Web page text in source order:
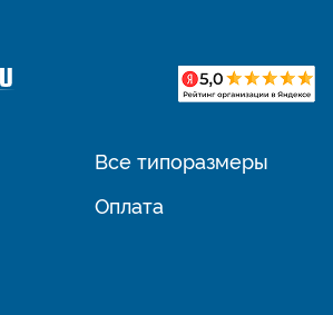
Все типоразмеры
Оплата